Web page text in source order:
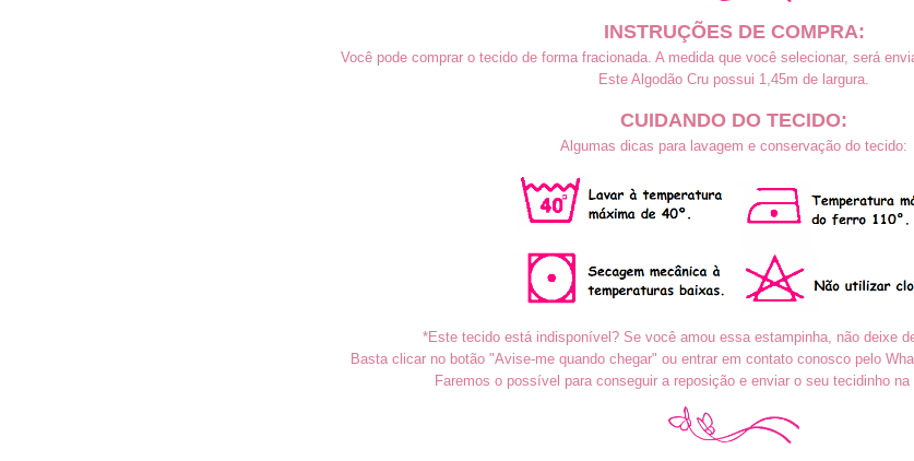
INSTRUÇÕES DE COMPRA:
Você pode comprar o tecido de forma fracionada. A medida que você selecionar, será
Este Algodão Cru possui 1,45m de largura.
CUIDANDO DO TECIDO:
Algumas dicas para lavagem e conservação do tecido:
*Este tecido está indisponível? Se você amou essa estampinha, não deixe
Basta clicar no botão "Avise-me quando chegar" ou entrar em contato conosco pelo
Faremos o possível para conseguir a reposição e enviar o seu tecidinho